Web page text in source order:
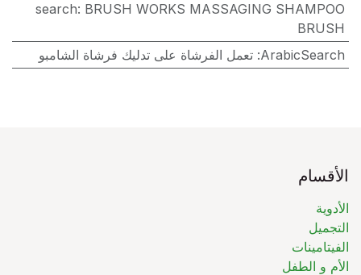
search: BRUSH WORKS MASSAGING SHAMPOO
BRUSH
ArabicSearch
: تعمل الفرشاة على تدليك فرشاة الشامبو
الأقسام
الأدوية
التجميل
الفيتامينات
الأم و الطفل